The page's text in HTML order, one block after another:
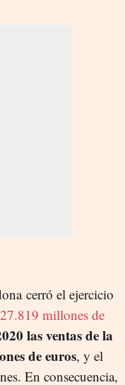
cerró el ejercicio
millones de
las ventas de la
de euros, y el
En consecuencia,